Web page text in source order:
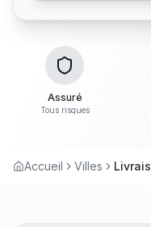
Assuré
Tous risques
Accueil Villes